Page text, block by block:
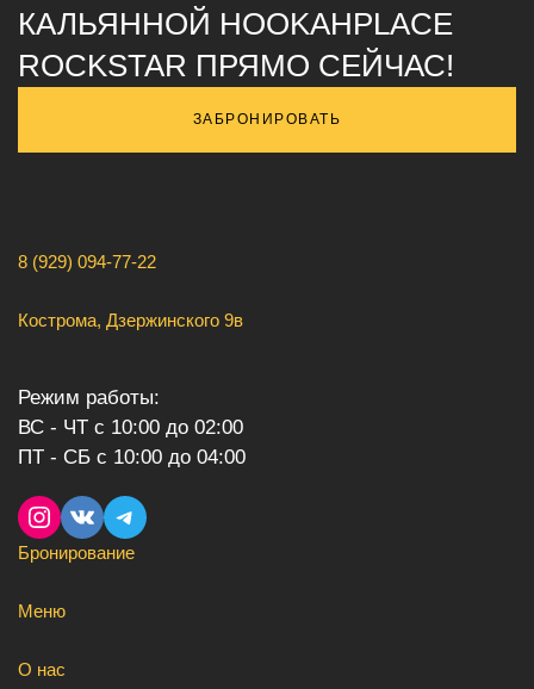
КАЛЬЯННОЙ HOOKAHPLACE
ROCKSTAR ПРЯМО СЕЙЧАС!
ЗАБРОНИРОВАТЬ
8 (929) 094-77-22
Кострома, Дзержинского 9в
Режим работы:
ВС - ЧТ с 10:00 до 02:00
ПТ - СБ с 10:00 до 04:00
Instagram
VK Telegram
Бронирование
Меню
О нас